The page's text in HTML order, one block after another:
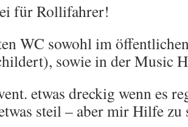
für Rollifahrer!
WC sowohl im
sowie in der Music
etwas dreckig wenn es
steil – aber mir Hilfe zu